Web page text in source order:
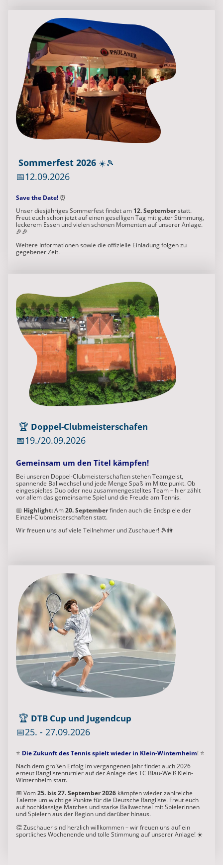
Sommerfest 2026 ☀️🎾
📅12.09.2026
Save the Date! ⏰
Unser diesjähriges Sommerfest findet am 12. Septemberstatt.
Freut euch schon jetzt auf einen geselligen Tag mit guter Stimmung,
leckerem Essen und vielen schönen Momenten auf unserer Anlage.
🎉🎉
Weitere Informationen sowie die offizielle Einladung folgen zu
gegebener Zeit.
🏆 Doppel-Clubmeisterschafen
📅19./20.09.2026
Gemeinsam um den Titel kämpfen!
Bei unseren Doppel-Clubmeisterschaften stehen Teamgeist,
spannende Ballwechsel und jede Menge Spaß im Mittelpunkt. Ob
eingespieltes Duo oder neu zusammengestelltes Team – hier zählt
vor allem das gemeinsame Spiel und die Freude am Tennis.
📅 Highlight:Am20. Septemberfinden auch die Endspiele der
Einzel-Clubmeisterschaften statt.
Wir freuen uns auf viele Teilnehmer und Zuschauer! 🎾👫
🏆 DTB Cup und Jugendcup
📅25. - 27.09.2026
⭐ Die Zukunft des Tennis spielt wieder in Klein-Winternheim! ⭐
Nach dem großen Erfolg im vergangenen Jahr findet auch 2026
erneut Ranglistenturnier auf der Anlage des TC Blau-Weiß Klein-
Winternheim statt.
📅 Vom25. bis 27. September 2026 kämpfen wieder zahlreiche
Talente um wichtige Punkte für die Deutsche Rangliste. Freut euch
auf hochklassige Matches und starke Ballwechsel mit Spielerinnen
und Spielern aus der Region und darüber hinaus.
👏 Zuschauer sind herzlich willkommen – wir freuen uns auf ein
sportliches Wochenende und tolle Stimmung auf unserer Anlage! ☀️